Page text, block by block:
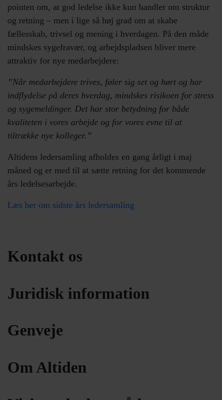
pointen om, at god ledelse ikke kun handler om struktur
og retning – men i lige så høj grad om at skabe
fællesskab, trivsel og mening i hverdagen. På den måde
mindskes sygefravær, og arbejdspladsen bliver mere
attraktiv for nye medarbejdere:
”Når medarbejdere trives, føler sig set og hørt og har
indflydelse på deres hverdag, mindskes risikoen for stress
og sygemeldinger. Det har stor betydning for både
kvaliteten i vores arbejde og for vores evne til at
tiltrække nye kolleger.”
Altidens ledersamling afholdes en gang årligt i maj
måned og er med til at sætte retning for det kommende
års ledelsesarbejde.
Læs her om sidste års ledersamling
Kontakt os
Juridisk information
Genveje
Om Altiden